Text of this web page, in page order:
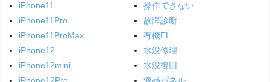
iPhone11
iPhone11Pro
iPhone11ProMax
iPhone12
iPhone12mini
操作できない
故障診断
有機EL
水没修理
水没復旧